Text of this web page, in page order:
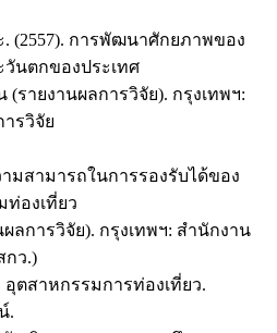
(2557). การพัฒนาศักยภาพของ
นตกของประเทศ
(รายงานผลการวิจัย). กรุงเทพฯ:
รวิจัย
มสามารถในการรองรับได้ของ
องเที่ยว
ลการวิจัย). กรุงเทพฯ: สํานักงาน
กว.)
ตสาหกรรมการท่องเที่ยว.
.